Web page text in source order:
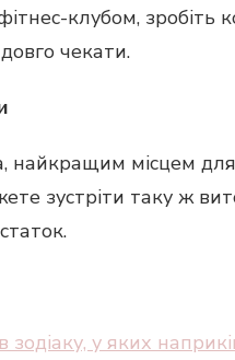
клубом, зробіть
чекати.
місцем для
зустріти таку ж
зодіаку, у яких